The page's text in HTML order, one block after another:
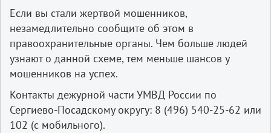
Если вы стали жертвой мошенников,
незамедлительно сообщите об этом в
правоохранительные органы. Чем больше людей
узнают о данной схеме, тем меньше шансов у
мошенников на успех.
Контакты дежурной части УМВД России по
Сергиево-Посадскому округу: 8 (496) 540-25-62 или
102 (с мобильного).